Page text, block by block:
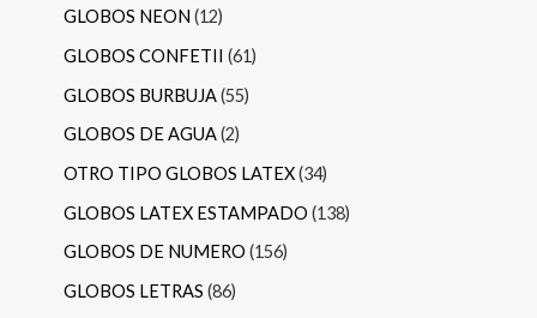
GLOBOS NEON 12
GLOBOS CONFETII 61
GLOBOS BURBUJA 55
GLOBOS DE AGUA 2
OTRO TIPO GLOBOS LATEX 34
GLOBOS LATEX ESTAMPADO 138
GLOBOS DE NUMERO 156
GLOBOS LETRAS 86